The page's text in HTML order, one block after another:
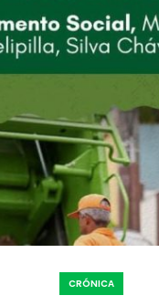
CRÓNICA